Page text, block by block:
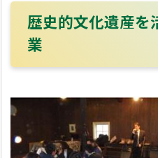
歴史的文化遺産を
業